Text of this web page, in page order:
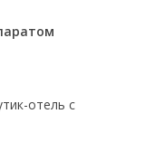
отель с